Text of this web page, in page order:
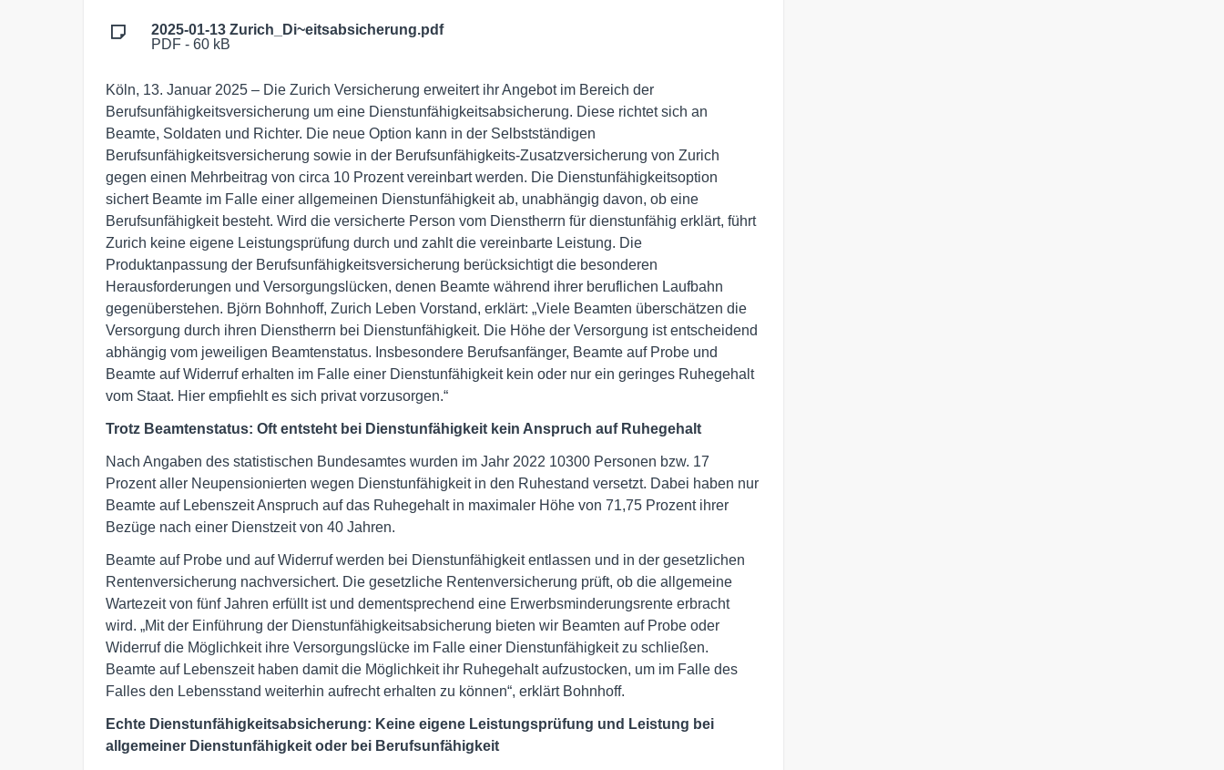
2025-01-13 Zurich_Di~eitsabsicherung.pdf
PDF - 60 kB
Köln, 13. Januar 2025 – Die Zurich Versicherung erweitert ihr Angebot im Bereich der
Berufsunfähigkeitsversicherung um eine Dienstunfähigkeitsabsicherung. Diese richtet sich an
Beamte, Soldaten und Richter. Die neue Option kann in der Selbstständigen
Berufsunfähigkeitsversicherung sowie in der Berufsunfähigkeits-Zusatzversicherung von Zurich
gegen einen Mehrbeitrag von circa 10 Prozent vereinbart werden. Die Dienstunfähigkeitsoption
sichert Beamte im Falle einer allgemeinen Dienstunfähigkeit ab, unabhängig davon, ob eine
Berufsunfähigkeit besteht. Wird die versicherte Person vom Dienstherrn für dienstunfähig erklärt, führt
Zurich keine eigene Leistungsprüfung durch und zahlt die vereinbarte Leistung. Die
Produktanpassung der Berufsunfähigkeitsversicherung berücksichtigt die besonderen
Herausforderungen und Versorgungslücken, denen Beamte während ihrer beruflichen Laufbahn
gegenüberstehen. Björn Bohnhoff, Zurich Leben Vorstand, erklärt: „Viele Beamten überschätzen die
Versorgung durch ihren Dienstherrn bei Dienstunfähigkeit. Die Höhe der Versorgung ist entscheidend
abhängig vom jeweiligen Beamtenstatus. Insbesondere Berufsanfänger, Beamte auf Probe und
Beamte auf Widerruf erhalten im Falle einer Dienstunfähigkeit kein oder nur ein geringes Ruhegehalt
vom Staat. Hier empfiehlt es sich privat vorzusorgen.“
Trotz Beamtenstatus: Oft entsteht bei Dienstunfähigkeit kein Anspruch auf Ruhegehalt
Nach Angaben des statistischen Bundesamtes wurden im Jahr 2022 10300 Personen bzw. 17
Prozent aller Neupensionierten wegen Dienstunfähigkeit in den Ruhestand versetzt. Dabei haben nur
Beamte auf Lebenszeit Anspruch auf das Ruhegehalt in maximaler Höhe von 71,75 Prozent ihrer
Bezüge nach einer Dienstzeit von 40 Jahren.
Beamte auf Probe und auf Widerruf werden bei Dienstunfähigkeit entlassen und in der gesetzlichen
Rentenversicherung nachversichert. Die gesetzliche Rentenversicherung prüft, ob die allgemeine
Wartezeit von fünf Jahren erfüllt ist und dementsprechend eine Erwerbsminderungsrente erbracht
wird. „Mit der Einführung der Dienstunfähigkeitsabsicherung bieten wir Beamten auf Probe oder
Widerruf die Möglichkeit ihre Versorgungslücke im Falle einer Dienstunfähigkeit zu schließen.
Beamte auf Lebenszeit haben damit die Möglichkeit ihr Ruhegehalt aufzustocken, um im Falle des
Falles den Lebensstand weiterhin aufrecht erhalten zu können“, erklärt Bohnhoff.
Echte Dienstunfähigkeitsabsicherung: Keine eigene Leistungsprüfung und Leistung bei
allgemeiner Dienstunfähigkeit oder bei Berufsunfähigkeit